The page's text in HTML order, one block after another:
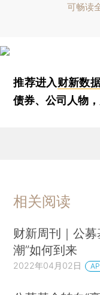
可畅读
推荐进入财新数
债券、公司人物
相关阅读
财新周刊｜公募
潮”如何到来
2022年04月02日